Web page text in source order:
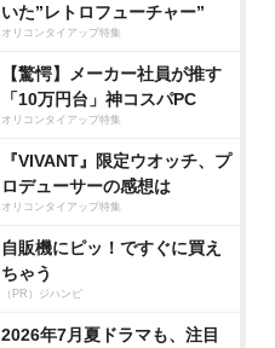
いた”レトロフューチャー”
オリコンタイアップ特集
【驚愕】メーカー社員が推す
「10万円台」神コスパPC
オリコンタイアップ特集
『VIVANT』限定ウオッチ、プ
ロデューサーの感想は
オリコンタイアップ特集
自販機にピッ！ですぐに買え
ちゃう
（PR）ジハンピ
2026年7月夏ドラマも、注目